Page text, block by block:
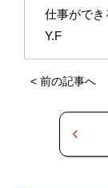
仕事ができ
Y.F
< 前の記事へ